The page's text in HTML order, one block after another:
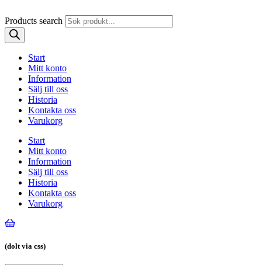
Products search
Start
Mitt konto
Information
Sälj till oss
Historia
Kontakta oss
Varukorg
Start
Mitt konto
Information
Sälj till oss
Historia
Kontakta oss
Varukorg
(dolt via css)